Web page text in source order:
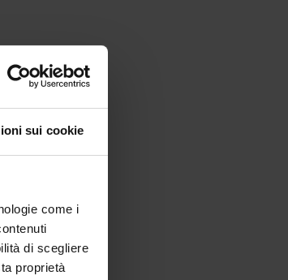
sui cookie
come i
di scegliere
proprietà